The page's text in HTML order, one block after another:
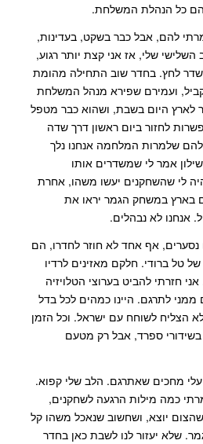
כל הנהלת המשלחת.
להם, אבל כבר בשקט, בעדינות,
שלי, אז אני קצת יותר רגוע,
לחץ. בחדר שוב התחילה מהומת
ועמירם שפירא מנהל המשלחת
לארץ היום בשבת, ושהוא כבר מטפל
לחזור ביום ראשון דרך שדה
שלמרות המלחמה אנחנו נלך
אמר לי שמשדרים אותו
לי שהשחקנים יעשו משהו, אחרת
בארץ במשחק הגמר יראו את
אנחנו לא נבהלים.
נסערים, אף אחד לא חוזר לחדרו, הם
טל ברודי. חלקם מאזינים לרדיו
חזרתי להביט בערוצי הטלויזיה
לתרגם. היינו כמהים לכל בדל
הצליח לשוחח עם ישראל. וכל הזמן
ספרד, אבל רק מטעם
מחכים שאתרגם. הלב שלי קפוא.
כמה מילות הרגעה לשחקנים,
יוצא, ושחשוב שנאכל משהו קל
שלא יעזור לנו לשבת כאן בחדר